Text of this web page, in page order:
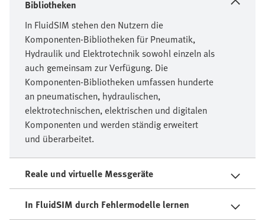
Bibliotheken
In FluidSIM stehen den Nutzern die
Komponenten-Bibliotheken für Pneumatik,
Hydraulik und Elektrotechnik sowohl einzeln als
auch gemeinsam zur Verfügung. Die
Komponenten-Bibliotheken umfassen hunderte
an pneumatischen, hydraulischen,
elektrotechnischen, elektrischen und digitalen
Komponenten und werden ständig erweitert
und überarbeitet.
Reale und virtuelle Messgeräte
In FluidSIM durch Fehlermodelle lernen